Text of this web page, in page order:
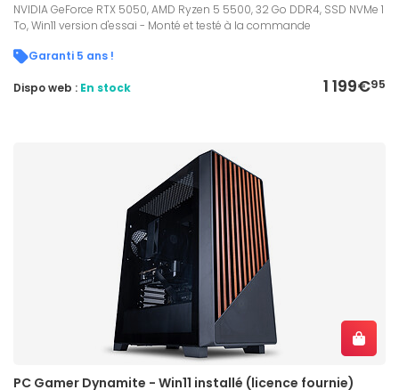
NVIDIA GeForce RTX 5050, AMD Ryzen 5 5500, 32 Go DDR4, SSD NVMe 1
To, Win11 version d'essai - Monté et testé à la commande
Garanti 5 ans !
1 199€95
Dispo web : En stock
PC Gamer Dynamite - Win11 installé (licence fournie)